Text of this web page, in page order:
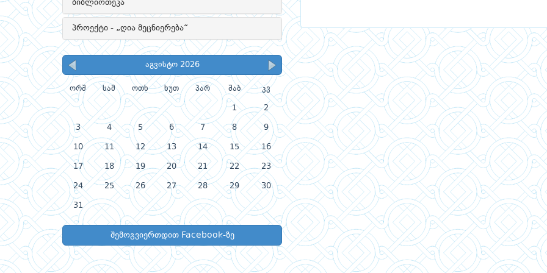
ბიბლიოთეკა
პროექტი - „ღია მეცნიერება“
აგვისტო 2026
ორშ სამ ოთხ ხუთ პარ შაბ კვ
1 2
3 4 5 6 7 8 9
10 11 12 13 14 15 16
17 18 19 20 21 22 23
24 25 26 27 28 29 30
31
შემოგვიერთდით Facebook-ზე